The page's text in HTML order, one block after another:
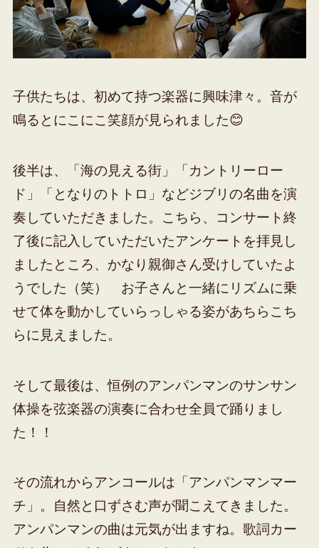
子供たちは、初めて持つ楽器に興味津々。音が
鳴るとにこにこ笑顔が見られました😊
後半は、「海の見える街」「カントリーロー
ド」「となりのトトロ」などジブリの名曲を演
奏していただきました。こちら、コンサート終
了後に記入していただいたアンケートを拝見し
ましたところ、かなり親御さん受けしていたよ
うでした（笑） お子さんと一緒にリズムに乗
せて体を動かしていらっしゃる姿があちらこち
らに見えました。
そして最後は、恒例のアンパンマンのサンサン
体操を弦楽器の演奏に合わせ全員で踊りまし
た！！
その流れからアンコールは「アンパンマンマー
チ」。自然と口ずさむ声が聞こえてきました。
アンパンマンの曲は元気が出ますね。歌詞カー